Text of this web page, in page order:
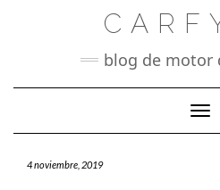
blog de motor
4 noviembre, 2019